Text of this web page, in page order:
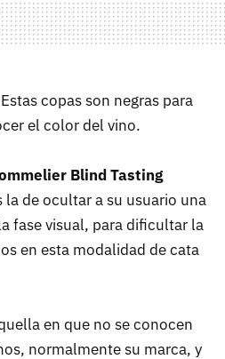
copas son negras para
el color del vino.
Blind Tasting
la de ocultar a su usuario una
fase visual, para dificultar la
en esta modalidad de cata
en que no se conocen
normalmente su marca, y